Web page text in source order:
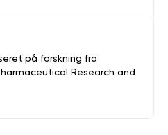
på forskning fra
Research and